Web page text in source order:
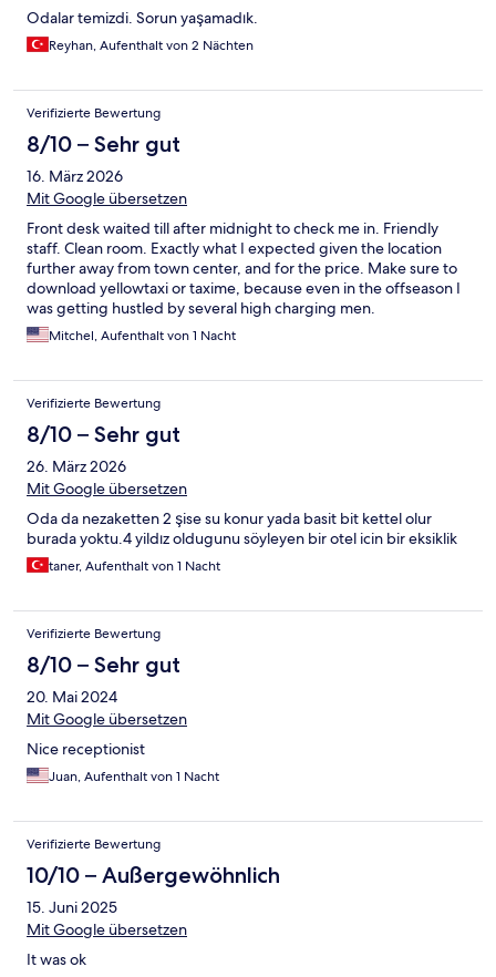
Odalar temizdi. Sorun yaşamadık.
Reyhan, Aufenthalt von 2 Nächten
Verifizierte Bewertung
8/10 – Sehr gut
16. März 2026
Mit Google übersetzen
Front desk waited till after midnight to check me in. Friendly
staff. Clean room. Exactly what I expected given the location
further away from town center, and for the price. Make sure to
download yellowtaxi or taxime, because even in the offseason I
was getting hustled by several high charging men.
Mitchel, Aufenthalt von 1 Nacht
Verifizierte Bewertung
8/10 – Sehr gut
26. März 2026
Mit Google übersetzen
Oda da nezaketten 2 şise su konur yada basit bit kettel olur
burada yoktu.4 yildız oldugunu söyleyen bir otel icin bir eksiklik
taner, Aufenthalt von 1 Nacht
Verifizierte Bewertung
8/10 – Sehr gut
20. Mai 2024
Mit Google übersetzen
Nice receptionist
Juan, Aufenthalt von 1 Nacht
Verifizierte Bewertung
10/10 – Außergewöhnlich
15. Juni 2025
Mit Google übersetzen
It was ok